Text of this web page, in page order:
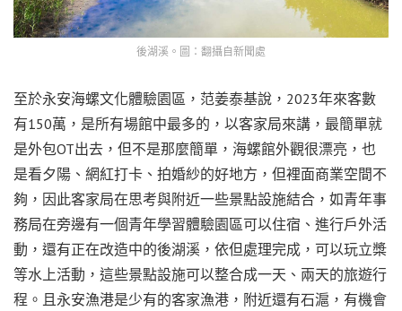
後湖溪。圖：翻攝自新聞處
至於永安海螺文化體驗園區，范姜泰基說，2023年來客數
有150萬，是所有場館中最多的，以客家局來講，最簡單就
是外包OT出去，但不是那麼簡單，海螺館外觀很漂亮，也
是看夕陽、網紅打卡、拍婚紗的好地方，但裡面商業空間不
夠，因此客家局在思考與附近一些景點設施結合，如青年事
務局在旁邊有一個青年學習體驗園區可以住宿、進行戶外活
動，還有正在改造中的後湖溪，依但處理完成，可以玩立槳
等水上活動，這些景點設施可以整合成一天、兩天的旅遊行
程。且永安漁港是少有的客家漁港，附近還有石滬，有機會